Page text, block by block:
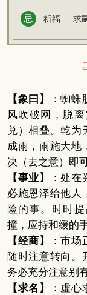
忌 祈福 求
【象曰】
：蜘
风吹破网，脱
兑）相叠。乾
成雨，雨施大地
决（去之意）即
【事业】
：处
必施恩泽给他人
险的事。时时
撞，应持和缓的
【经商】
：市
随时注意转向。
务必充分注意别
【求名】
：虚